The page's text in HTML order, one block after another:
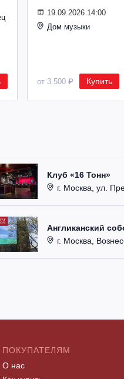
19.09.2026 14:00
Дом музыки
от 3 500 ₽ Купить
Клуб «16 Тонн»
г. Москва, ул.
Англиканский
г. Москва,
ПОКУПАТЕЛЯМ
О нас